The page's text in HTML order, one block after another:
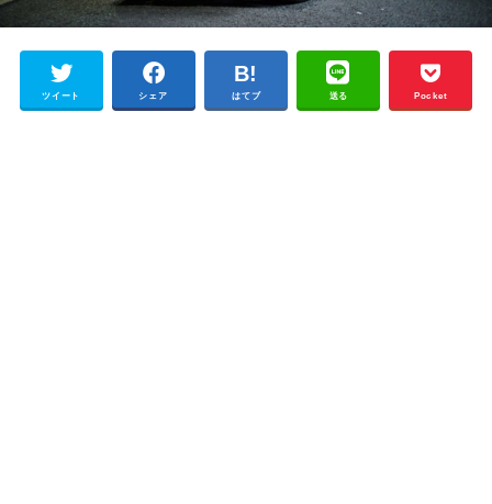
ツイート シェア はてブ 送る Pocket